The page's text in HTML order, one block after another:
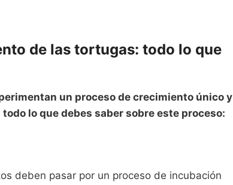
de las tortugas: todo lo que
un proceso de crecimiento único y
lo que debes saber sobre este proceso:
deben pasar por un proceso de incubación